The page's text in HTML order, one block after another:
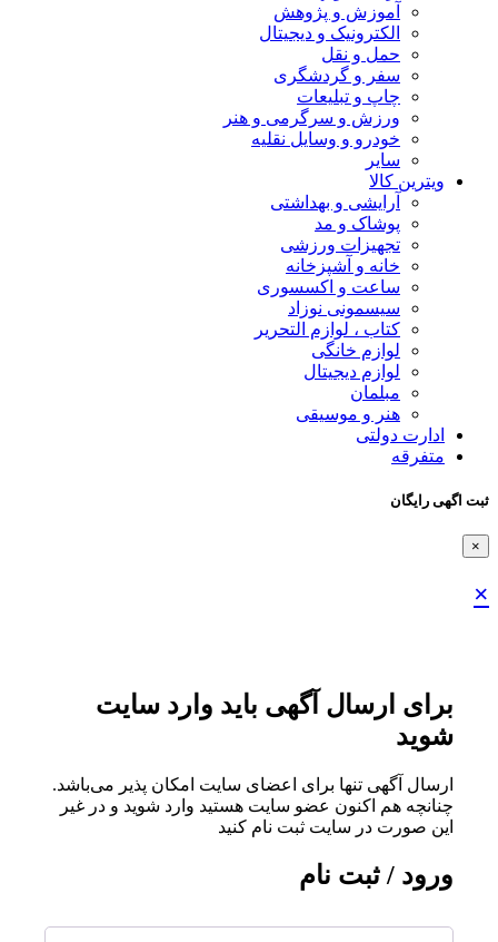
آموزش و پژوهش
الکترونیک و دیجیتال
حمل و نقل
سفر و گردشگری
چاپ و تبلیعات
ورزش و سرگرمی و هنر
خودرو و وسایل نقلیه
سایر
ویترین کالا
آرایشی و بهداشتی
پوشاک و مد
تجهیزات ورزشی
خانه و آشپزخانه
ساعت و اکسسوری
سیسمونی نوزاد
کتاب ، لوازم التحریر
لوازم خانگی
لوازم دیجیتال
مبلمان
هنر و موسیقی
ادارت دولتی
متفرقه
ثبت اگهی رایگان
×
×
برای ارسال آگهی باید وارد سایت
شوید
ارسال آگهی تنها برای اعضای سایت امکان پذیر می‌باشد.
چنانچه هم‌ اکنون عضو سایت هستید وارد شوید و در غیر
این صورت در سایت ثبت نام کنید
ورود / ثبت نام